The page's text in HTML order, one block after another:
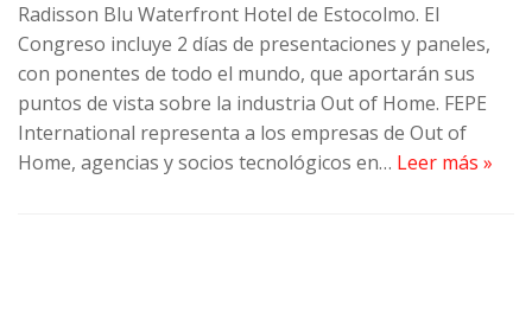
Radisson Blu Waterfront Hotel de Estocolmo. El
Congreso incluye 2 días de presentaciones y paneles,
con ponentes de todo el mundo, que aportarán sus
puntos de vista sobre la industria Out of Home. FEPE
International representa a los empresas de Out of
Home, agencias y socios tecnológicos en… Leer más »